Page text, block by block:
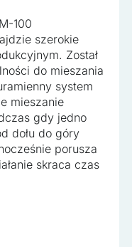
100
szerokie
Został
do mieszania
system
mieszanie
gdy jedno
dołu do góry
porusza
skraca czas
które są w procesie